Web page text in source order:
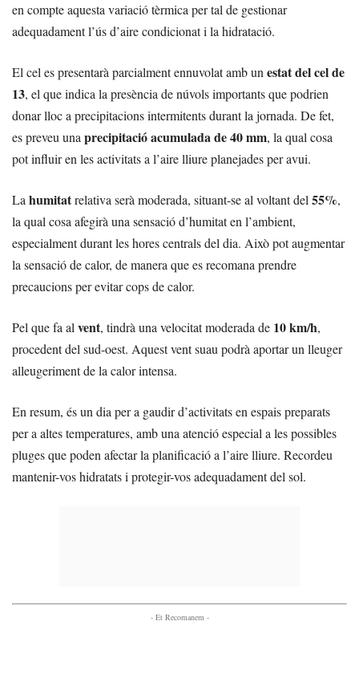
en compte aquesta variació tèrmica per tal de gestionar
adequadament l’ús d’aire condicionat i la hidratació.
El cel es presentarà parcialment ennuvolat amb unestat del cel de
13, el que indica la presència de núvols importants que podrien
donar lloc a precipitacions intermitents durant la jornada. De fet,
es preveu unaprecipitació acumulada de 40 mm, la qual cosa
pot influir en les activitats a l’aire lliure planejades per avui.
Lahumitatrelativa serà moderada, situant-se al voltant del55%,
la qual cosa afegirà una sensació d’humitat en l’ambient,
especialment durant les hores centrals del dia. Això pot augmentar
la sensació de calor, de manera que es recomana prendre
precaucions per evitar cops de calor.
Pel que fa alvent, tindrà una velocitat moderada de 10 km/h,
procedent del sud-oest. Aquest vent suau podrà aportar un lleuger
alleugeriment de la calor intensa.
En resum, és un dia per a gaudir d’activitats en espais preparats
per a altes temperatures, amb una atenció especial a les possibles
pluges que poden afectar la planificació a l’aire lliure. Recordeu
mantenir-vos hidratats i protegir-vos adequadament del sol.
- Et Recomanem -